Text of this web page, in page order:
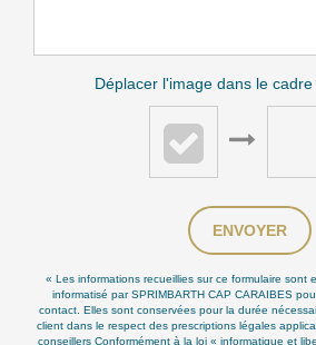
Déplacer l'image dans le
ENVOYER
« Les informations recueillies sur ce formulaire sont
informatisé par SPRIMBARTH CAP CARAIBES
contact. Elles sont conservées pour la durée
client dans le respect des prescriptions légales
conseillers Conformément à la loi « informatique et